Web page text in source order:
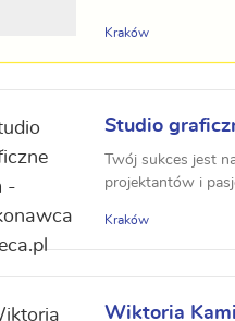
Kraków
Studio
Twój sukces jest
projektantów i
Kraków
Wiktoria